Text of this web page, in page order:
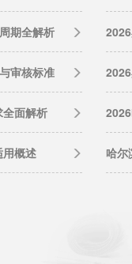
期全解析
审核标准
面解析
概述 哈尔